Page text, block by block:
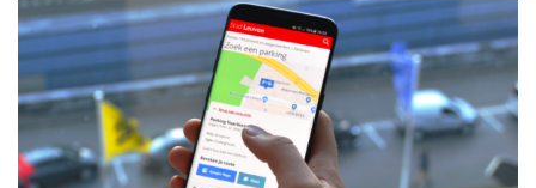
a
l
l
i
n
k